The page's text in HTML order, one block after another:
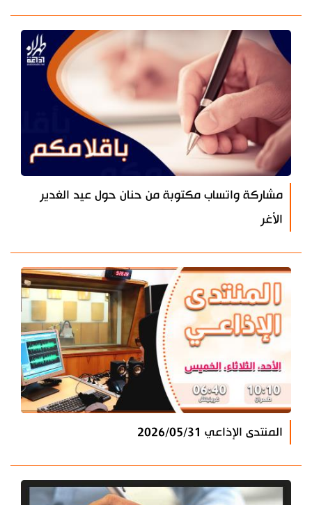
مشاركة واتساب مكتوبة من حنان حول عيد الغدير
الأغر
المنتدى الإذاعي 2026/05/31